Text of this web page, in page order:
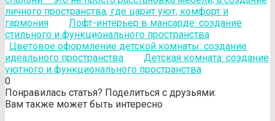
личного пространства, где царит уют, комфорт и
гармония
Лофт-интерьер в мансарде: создание
стильного и функционального пространства
Цветовое оформление детской комнаты: создание
идеального пространства
Детская комната: создание
уютного и функционального пространства
0
Понравилась статья? Поделиться с друзьями:
Вам также может быть интересно